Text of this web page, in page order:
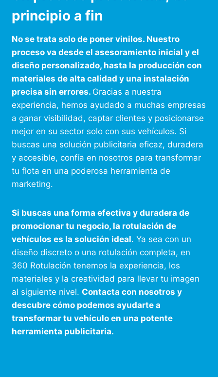
principio a fin
No se trata solo de poner vinilos. Nuestro
proceso va desde el asesoramiento inicial y el
diseño personalizado, hasta la producción con
materiales de alta calidad y una instalación
precisa sin errores. Gracias a nuestra
experiencia, hemos ayudado a muchas empresas
a ganar visibilidad, captar clientes y posicionarse
mejor en su sector solo con sus vehículos. Si
buscas una solución publicitaria eficaz, duradera
y accesible, confía en nosotros para transformar
tu flota en una poderosa herramienta de
marketing.
Si buscas una forma efectiva y duradera de
promocionar tu negocio, la rotulación de
vehículos es la solución ideal. Ya sea con un
diseño discreto o una rotulación completa, en
360 Rotulación tenemos la experiencia, los
materiales y la creatividad para llevar tu imagen
al siguiente nivel. Contacta con nosotros y
descubre cómo podemos ayudarte a
transformar tu vehículo en una potente
herramienta publicitaria.